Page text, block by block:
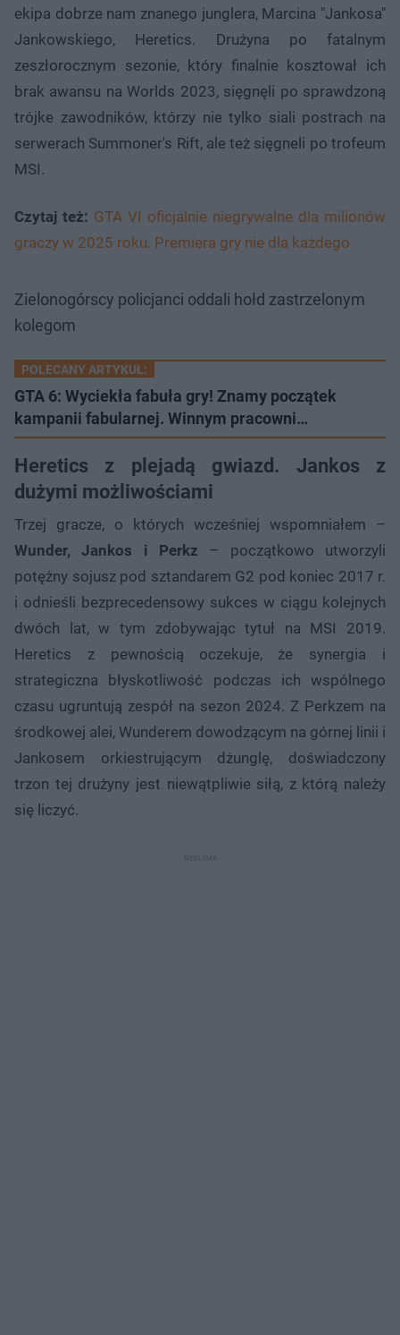
ekipa dobrze nam znanego junglera, Marcina "Jankosa"
Jankowskiego, Heretics. Drużyna po fatalnym
zeszłorocznym sezonie, który finalnie kosztował ich
brak awansu na Worlds 2023, sięgnęli po sprawdzoną
trójke zawodników, którzy nie tylko siali postrach na
serwerach Summoner's Rift, ale też sięgneli po trofeum
MSI.
Czytaj też: GTA VI oficjalnie niegrywalne dla milionów
graczy w 2025 roku. Premiera gry nie dla każdego
Zielonogórscy policjanci oddali hołd zastrzelonym
kolegom
POLECANY ARTYKUŁ:
GTA 6: Wyciekła fabuła gry! Znamy początek
kampanii fabularnej. Winnym pracowni…
Heretics z plejadą gwiazd. Jankos z
dużymi możliwościami
Trzej gracze, o których wcześniej wspomniałem –
Wunder, Jankos i Perkz – początkowo utworzyli
potężny sojusz pod sztandarem G2 pod koniec 2017 r.
i odnieśli bezprecedensowy sukces w ciągu kolejnych
dwóch lat, w tym zdobywając tytuł na MSI 2019.
Heretics z pewnością oczekuje, że synergia i
strategiczna błyskotliwość podczas ich wspólnego
czasu ugruntują zespół na sezon 2024. Z Perkzem na
środkowej alei, Wunderem dowodzącym na górnej linii i
Jankosem orkiestrującym dżunglę, doświadczony
trzon tej drużyny jest niewątpliwie siłą, z którą należy
się liczyć.